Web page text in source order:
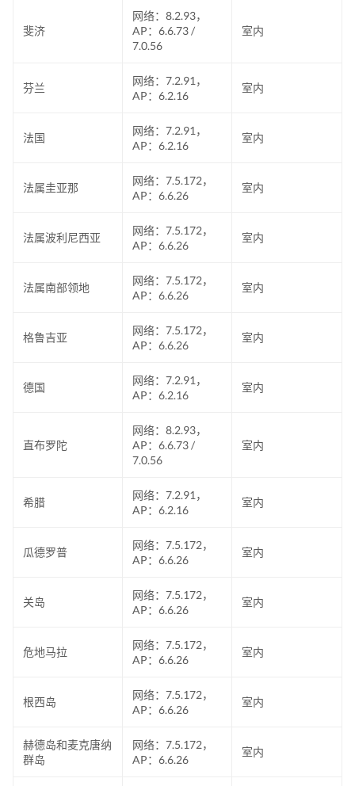
斐济
网络：8.2.93，
AP：6.6.73 /
7.0.56
室内
芬兰
网络：7.2.91，
AP：6.2.16
室内
法国
网络：7.2.91，
AP：6.2.16
室内
法属圭亚那
网络：7.5.172，
AP：6.6.26
室内
法属波利尼西亚
网络：7.5.172，
AP：6.6.26
室内
法属南部领地
网络：7.5.172，
AP：6.6.26
室内
格鲁吉亚
网络：7.5.172，
AP：6.6.26
室内
德国
网络：7.2.91，
AP：6.2.16
室内
直布罗陀
网络：8.2.93，
AP：6.6.73 /
7.0.56
室内
希腊
网络：7.2.91，
AP：6.2.16
室内
瓜德罗普
网络：7.5.172，
AP：6.6.26
室内
关岛
网络：7.5.172，
AP：6.6.26
室内
危地马拉
网络：7.5.172，
AP：6.6.26
室内
根西岛
网络：7.5.172，
AP：6.6.26
室内
赫德岛和麦克唐纳
群岛
网络：7.5.172，
AP：6.6.26
室内